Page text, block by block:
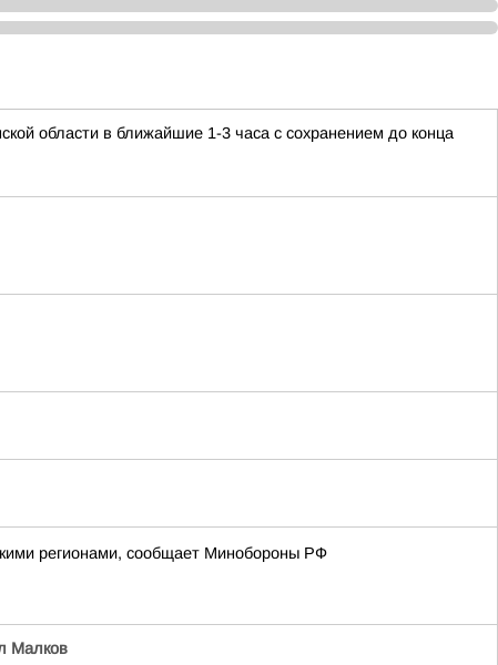
области в ближайшие 1-3 часа с сохранением до конца
регионами, сообщает Минобороны РФ
Малков